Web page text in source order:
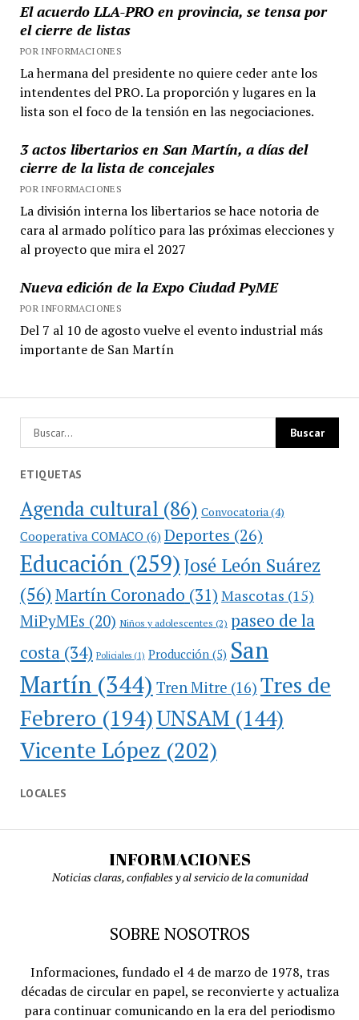
El acuerdo LLA-PRO en provincia, se tensa por
el cierre de listas
POR INFORMACIONES
La hermana del presidente no quiere ceder ante los
intendentes del PRO. La proporción y lugares en la
lista son el foco de la tensión en las negociaciones.
3 actos libertarios en San Martín, a días del
cierre de la lista de concejales
POR INFORMACIONES
La división interna los libertarios se hace notoria de
cara al armado político para las próximas elecciones y
al proyecto que mira el 2027
Nueva edición de la Expo Ciudad PyME
POR INFORMACIONES
Del 7 al 10 de agosto vuelve el evento industrial más
importante de San Martín
ETIQUETAS
Agenda cultural (86) Convocatoria (4)
Cooperativa COMACO(6) Deportes (26)
Educación(259)José León Suárez
(56)Martín Coronado (31) Mascotas (15)
MiPyMEs (20) Niños y adolescentes (2) paseo de la
costa(34) Policiales(1) Producción(5) San
Martín(344) Tren Mitre (16) Tres de
Febrero (194)UNSAM (144)
Vicente López (202)
LOCALES
INFORMACIONES
Noticias claras, confiables y al servicio de la comunidad
SOBRE NOSOTROS
Informaciones, fundado el 4 de marzo de 1978, tras
décadas de circular en papel, se reconvierte y actualiza
para continuar comunicando en la era del periodismo